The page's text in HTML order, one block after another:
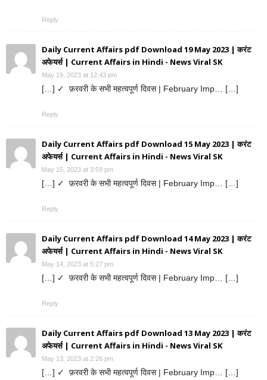
Reply
Daily Current Affairs pdf Download 19 May 2023 | करंट
अफेयर्स | Current Affairs in Hindi - News Viral SK
May 19, 2023 at 12:43 pm
[…] ✓ फ़रवरी के सभी महत्वपूर्ण दिवस | February Imp… […]
Reply
Daily Current Affairs pdf Download 15 May 2023 | करंट
अफेयर्स | Current Affairs in Hindi - News Viral SK
May 15, 2023 at 3:59 pm
[…] ✓ फ़रवरी के सभी महत्वपूर्ण दिवस | February Imp… […]
Reply
Daily Current Affairs pdf Download 14 May 2023 | करंट
अफेयर्स | Current Affairs in Hindi - News Viral SK
May 14, 2023 at 5:27 pm
[…] ✓ फ़रवरी के सभी महत्वपूर्ण दिवस | February Imp… […]
Reply
Daily Current Affairs pdf Download 13 May 2023 | करंट
अफेयर्स | Current Affairs in Hindi - News Viral SK
May 13, 2023 at 2:26 pm
[…] ✓ फ़रवरी के सभी महत्वपूर्ण दिवस | February Imp… […]